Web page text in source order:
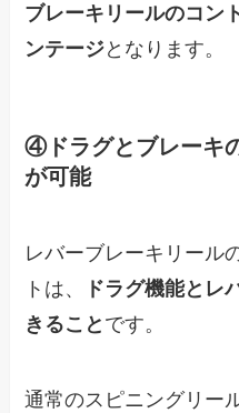
ブレーキリールのコン
ンテージとなります。
④ドラグとブレーキ
が可能
レバーブレーキリール
トは、
ドラグ機能とレ
きること です。
通常のスピニングリー